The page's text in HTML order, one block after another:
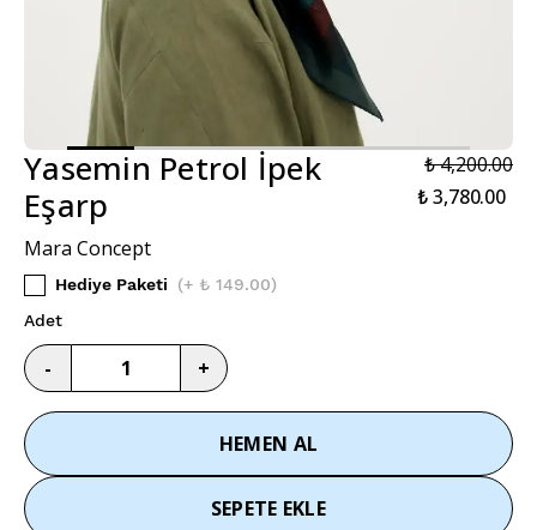
Yasemin Petrol İpek
Eşarp
₺ 4,200.00
₺ 3,780.00
Mara Concept
Hediye Paketi (+ ₺ 149.00)
Adet
- +
HEMEN AL
SEPETE EKLE